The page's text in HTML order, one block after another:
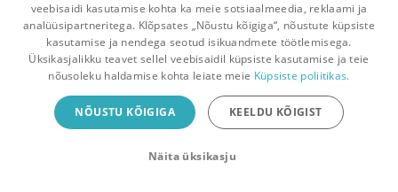
Pealehele Ostukorv Sõnumid Teated Konto
Raamatuvahetuse mobiiliäpp
Vaheta raamatuid veelgi mugavamalt!
veebisaidi kasutamise kohta ka meie sotsiaalmeedia, reklaami ja
analüüsipartneritega. Klõpsates „Nõustu kõigiga“, nõustute küpsiste
kasutamise ja nendega seotud isikuandmete töötlemisega.
Üksikasjalikku teavet sellel veebisaidil küpsiste kasutamise ja teie
nõusoleku haldamise kohta leiate meie Küpsiste poliitikas.
NÕUSTU KÕIGIGA KEELDU KÕIGIST
Näita üksikasju